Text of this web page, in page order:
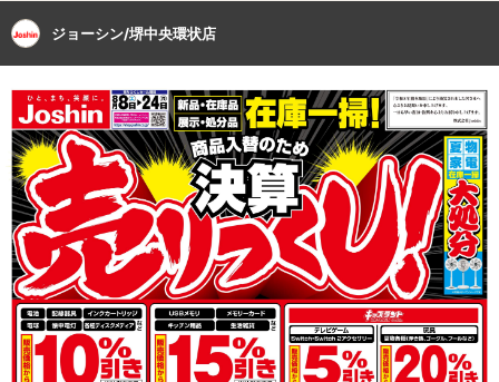
ジョーシン/堺中央環状店